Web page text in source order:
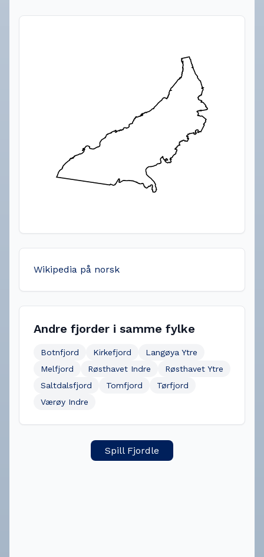
Wikipedia på norsk
Andre fjorder i samme fylke
Botnfjord Kirkefjord
Langøya Ytre
Melfjord
Røsthavet Indre
Røsthavet Ytre
Saltdalsfjord
Tomfjord
Tørfjord
Værøy Indre
Spill Fjordle